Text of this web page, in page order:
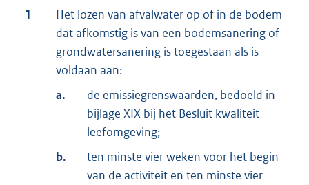
1
Het lozen van afvalwater op of in de bodem
dat afkomstig is van een bodemsanering of
grondwatersanering is toegestaan als is
voldaan aan:
a.
de emissiegrenswaarden, bedoeld in
bijlage XIX bij het Besluit kwaliteit
leefomgeving;
b.
ten minste vier weken voor het begin
van de activiteit en ten minste vier